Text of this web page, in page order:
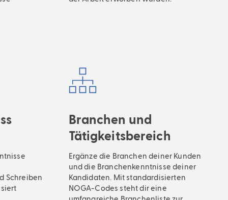
Schreiben
Branchen und
Tätigkeitsbereich
Ergänze die Branchen deiner Kunden
und die Branchenkenntnisse deiner
Kandidaten. Mit standardisierten
NOGA-Codes steht dir eine